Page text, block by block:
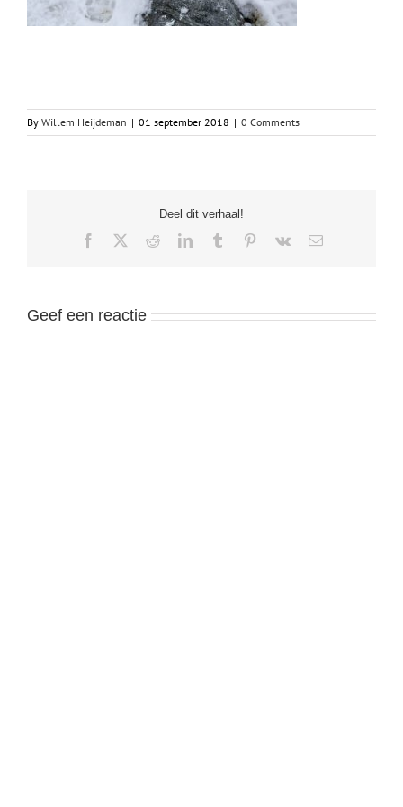
By Willem Heijdeman | 01 september 2018 | 0 Comments
Deel dit verhaal!
Facebook RedditLinkedInTumblr Pinterest
Vk Email
Geef een reactie